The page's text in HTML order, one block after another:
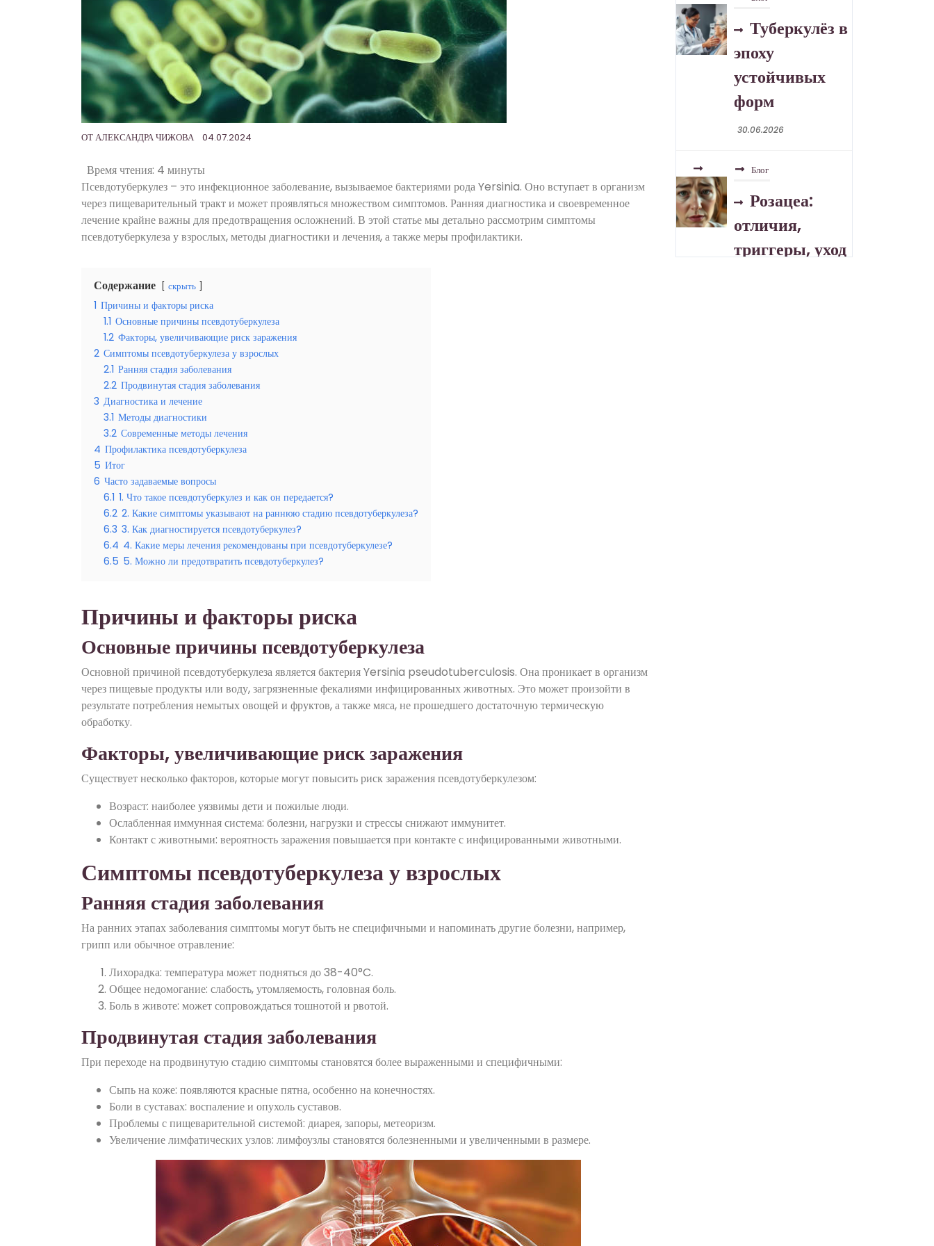
ОТАЛЕКСАНДРА ЧИЖОВА 04.07.2024
Время чтения: 4 минуты
Псевдотуберкулез – это инфекционное заболевание, вызываемое бактериями рода Yersinia. Оно вступает в организм
через пищеварительный тракт и может проявляться множеством симптомов. Ранняя диагностика и своевременное
лечение крайне важны для предотвращения осложнений. В этой статье мы детально рассмотрим симптомы
псевдотуберкулеза у взрослых, методы диагностики и лечения, а также меры профилактики.
Содержание скрыть
1 Причины и факторы риска
1.1 Основные причины псевдотуберкулеза
1.2 Факторы, увеличивающие риск заражения
2 Симптомы псевдотуберкулеза у взрослых
2.1 Ранняя стадия заболевания
2.2 Продвинутая стадия заболевания
3 Диагностика и лечение
3.1 Методы диагностики
3.2 Современные методы лечения
4 Профилактика псевдотуберкулеза
5 Итог
6 Часто задаваемые вопросы
6.1 1. Что такое псевдотуберкулез и как он передается?
6.2 2. Какие симптомы указывают на раннюю стадию псевдотуберкулеза?
6.3 3. Как диагностируется псевдотуберкулез?
6.4 4. Какие меры лечения рекомендованы при псевдотуберкулезе?
6.5 5. Можно ли предотвратить псевдотуберкулез?
Причины и факторы риска
Основные причины псевдотуберкулеза
Основной причиной псевдотуберкулеза является бактерия Yersinia pseudotuberculosis. Она проникает в организм
через пищевые продукты или воду, загрязненные фекалиями инфицированных животных. Это может произойти в
результате потребления немытых овощей и фруктов, а также мяса, не прошедшего достаточную термическую
обработку.
Факторы, увеличивающие риск заражения
Существует несколько факторов, которые могут повысить риск заражения псевдотуберкулезом:
Возраст: наиболее уязвимы дети и пожилые люди.
Ослабленная иммунная система: болезни, нагрузки и стрессы снижают иммунитет.
Контакт с животными: вероятность заражения повышается при контакте с инфицированными животными.
Симптомы псевдотуберкулеза у взрослых
Ранняя стадия заболевания
На ранних этапах заболевания симптомы могут быть не специфичными и напоминать другие болезни, например,
грипп или обычное отравление:
Лихорадка: температура может подняться до 38-40°C.
Общее недомогание: слабость, утомляемость, головная боль.
Боль в животе: может сопровождаться тошнотой и рвотой.
Продвинутая стадия заболевания
При переходе на продвинутую стадию симптомы становятся более выраженными и специфичными:
Сыпь на коже: появляются красные пятна, особенно на конечностях.
Боли в суставах: воспаление и опухоль суставов.
Проблемы с пищеварительной системой: диарея, запоры, метеоризм.
Увеличение лимфатических узлов: лимфоузлы становятся болезненными и увеличенными в размере.
Туберкулёз в
эпоху
устойчивых
форм
30.06.2026
Блог
Розацеа:
отличия,
триггеры, уход